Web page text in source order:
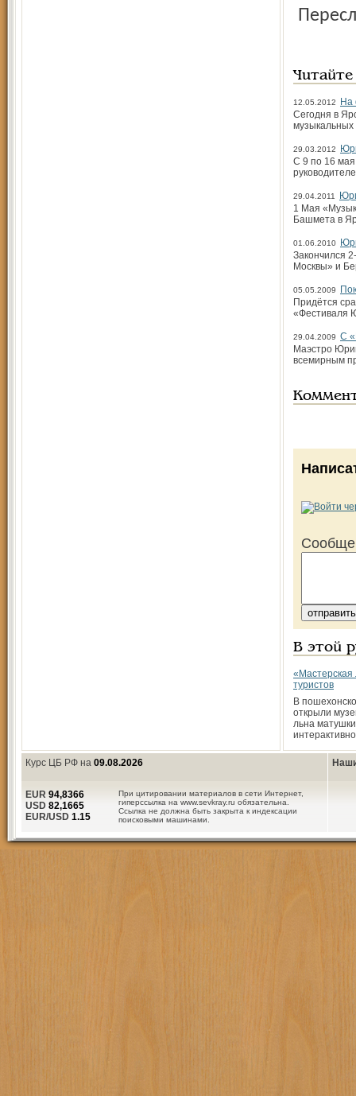
12.05.2012
На
Сегодня в
музыкальных
29.03.2012
С 9 по 16
29.04.2011
1 Мая
Башмета в
01.06.2010
Закончился
Москвы» и
05.05.2009
Придётся
«Фестиваля
29.04.2009 С
Маэстро
всемирным
В этой
«Мастерская
туристов
В
открыли
льна
Курс ЦБ РФ на 09.08.2026
При цитировании материалов в сети Интернет,
гиперссылка на www.sevkray.ru обязательна.
Ссылка не должна быть закрыта к индексации
поисковыми машинами.
EUR 94,8366
USD 82,1665
EUR/USD 1.15